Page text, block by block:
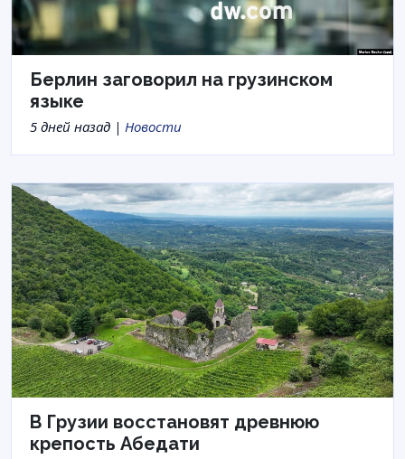
Берлин заговорил на грузинском
языке
5 дней назад | Новости
В Грузии восстановят древнюю
крепость Абедати